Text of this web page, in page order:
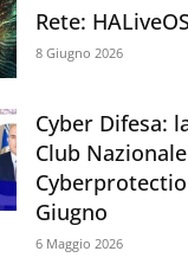
Rete: HALiveOS
8 Giugno 2026
Cyber Difesa:
Club Nazionale
Giugno
6 Maggio 2026